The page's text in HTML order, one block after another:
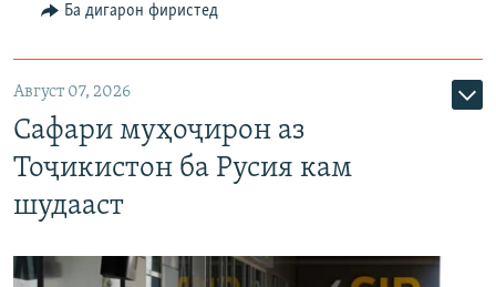
Ба дигарон фиристед
Август 07, 2026
Сафари муҳоҷирон аз
Тоҷикистон ба Русия кам
шудааст